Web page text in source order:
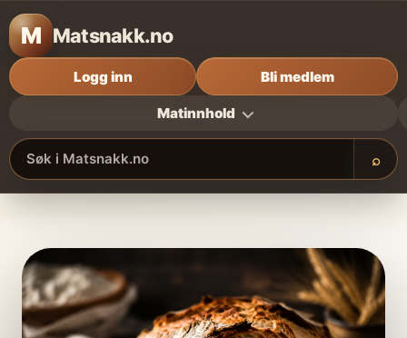
M Matsnakk.no
Matinnhold
Søk i Matsnakk.no ⌕
Logg inn Bli medlem